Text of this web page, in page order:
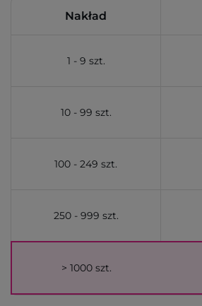
Nakład
1 - 9 szt.
10 - 99 szt.
100 - 249 szt.
250 - 999 szt.
> 1000 szt.